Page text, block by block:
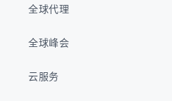
全球代理
全球峰会
云服务